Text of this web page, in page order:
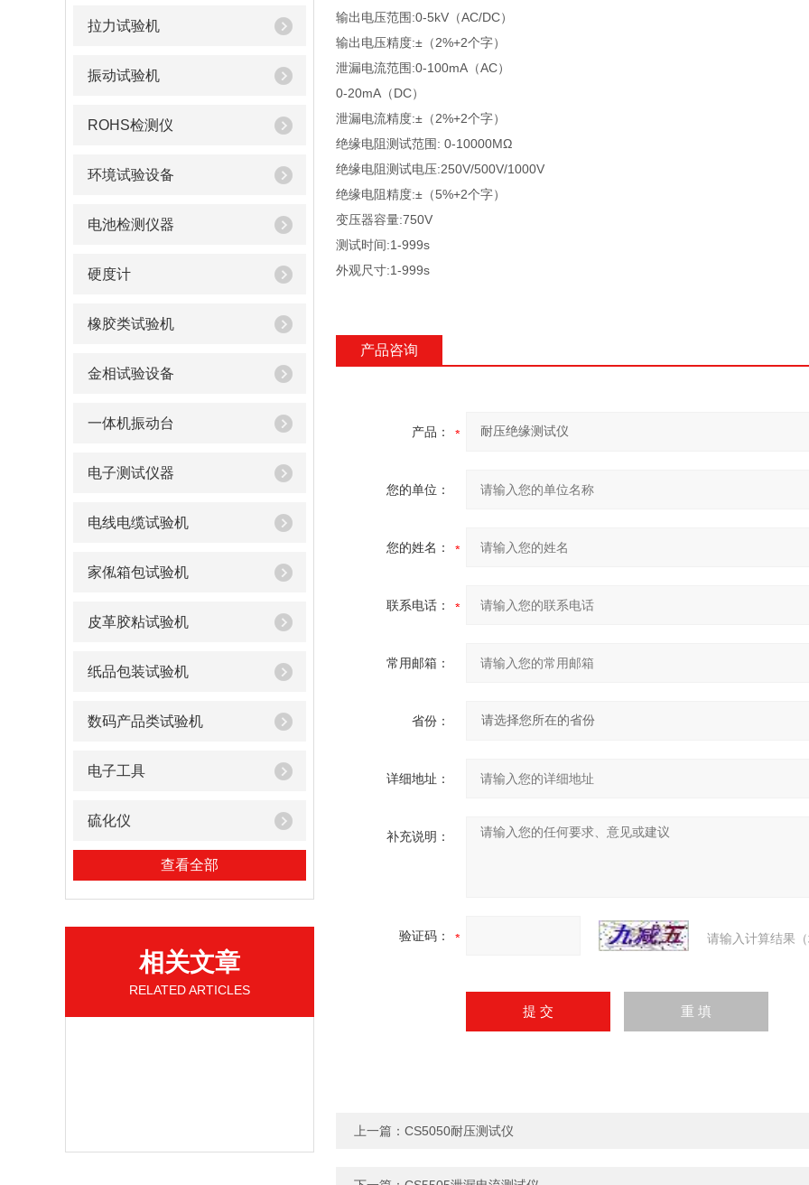
拉力试验机
振动试验机
ROHS检测仪
环境试验设备
电池检测仪器
硬度计
橡胶类试验机
金相试验设备
一体机振动台
电子测试仪器
电线电缆试验机
家俬箱包试验机
皮革胶粘试验机
纸品包装试验机
数码产品类试验机
电子工具
硫化仪
查看全部
相关文章
RELATED ARTICLES
输出电压范围:0-5kV（AC/DC）
输出电压精度:±（2%+2个字）
泄漏电流范围:0-100mA（AC）
0-20mA（DC）
泄漏电流精度:±（2%+2个字）
绝缘电阻测试范围: 0-10000MΩ
绝缘电阻测试电压:250V/500V/1000V
绝缘电阻精度:±（5%+2个字）
变压器容量:750V
测试时间:1-999s
外观尺寸:1-999s
产品咨询
产品：
您的单位：
您的姓名：
联系电话：
常用邮箱：
省份：
详细地址：
补充说明：
验证码： 请输入计算结果
上一篇： CS5050耐压测试仪